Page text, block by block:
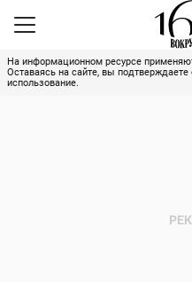
На информационном ресурсе
Оставаясь на сайте, вы подтверждаете
использование.